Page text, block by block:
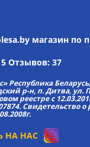
магазин по
5 Отзывов: 37
Республика
р-н, п. Дитва, ул.
реестре с
Свидетельство
НА НАС